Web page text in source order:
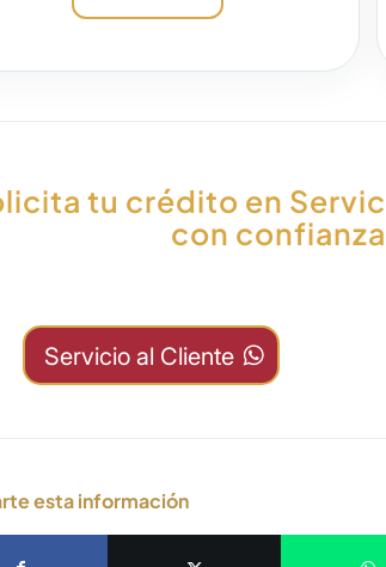
tu crédito en
con
Servicio al Cliente
esta información